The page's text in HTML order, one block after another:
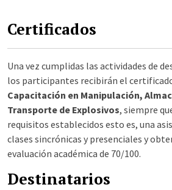
Certificados
Una vez cumplidas las actividades de
los participantes recibirán el
Capacitación en Manipulación,
Transporte de Explosivos, siempre
requisitos establecidos esto es, una
clases sincrónicas y presenciales y
evaluación académica de 70/100.
Destinatarios